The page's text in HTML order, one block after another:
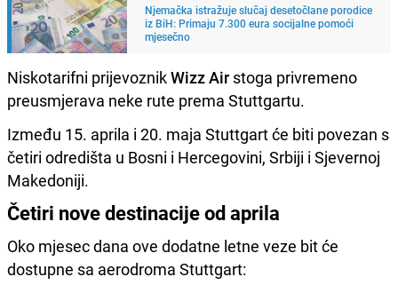
Njemačka istražuje slučaj desetočlane porodice
iz BiH: Primaju 7.300 eura socijalne pomoći
mjesečno
Niskotarifni prijevoznikWizz Air stoga privremeno
preusmjerava neke rute prema Stuttgartu.
Između 15. aprila i 20. maja Stuttgart će biti povezan s
četiri odredišta u Bosni i Hercegovini, Srbiji i Sjevernoj
Makedoniji.
Četiri nove destinacije od aprila
Oko mjesec dana ove dodatne letne veze bit će
dostupne sa aerodroma Stuttgart: